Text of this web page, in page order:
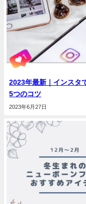
2023年最新｜インスタ
5つのコツ
2023年6月27日